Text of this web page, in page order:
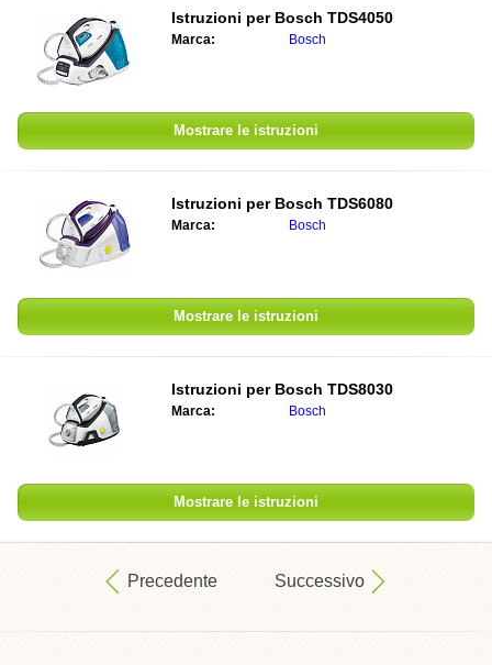
Istruzioni per Bosch TDS4050
Marca: Bosch
Mostrare le istruzioni
Istruzioni per Bosch TDS6080
Marca: Bosch
Mostrare le istruzioni
Istruzioni per Bosch TDS8030
Marca: Bosch
Mostrare le istruzioni
Precedente Successivo